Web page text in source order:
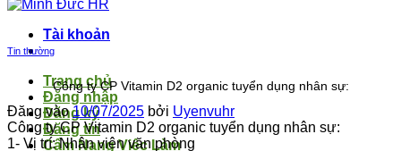
LỖI:KHÔNG TÌM THẤY
BIỂU MẪU LIÊN HỆ.
Tài khoản
Trang chủ
Đăng nhập
Đăng ký
Đăng tin
Cẩm Nang Việc Làm
Tin thường
Công ty CP Vitamin D2 organic tuyển dụng nhân sự:
Đăng vào10/07/2025 bởi Uyenvuhr
Công ty CP Vitamin D2 organic tuyển dụng nhân sự:
1- Vị trí: Nhân viên văn phòng